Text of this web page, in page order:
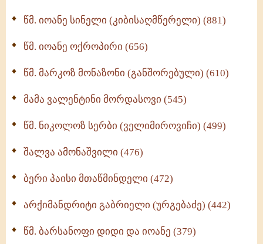
წმ. იოანე სინელი (კიბისაღმწერელი) (881)
წმ. იოანე ოქროპირი (656)
წმ. მარკოზ მონაზონი (განშორებული) (610)
მამა ვალენტინი მორდასოვი (545)
წმ. ნიკოლოზ სერბი (ველიმიროვიჩი) (499)
შალვა ამონაშვილი (476)
ბერი პაისი მთაწმინდელი (472)
არქიმანდრიტი გაბრიელი (ურგებაძე) (442)
წმ. ბარსანოფი დიდი და იოანე (379)